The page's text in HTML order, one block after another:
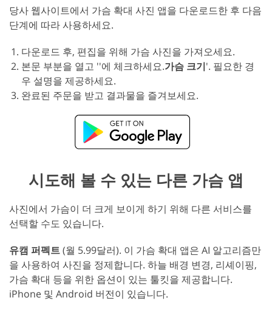
당사 웹사이트에서 가슴 확대 사진 앱을 다운로드한 후 다음
단계에 따라 사용하세요.
다운로드 후, 편집을 위해 가슴 사진을 가져오세요.
본문 부분을 열고 ''에 체크하세요.가슴 크기'. 필요한 경
우 설명을 제공하세요.
완료된 주문을 받고 결과물을 즐겨보세요.
시도해 볼 수 있는 다른 가슴 앱
사진에서 가슴이 더 크게 보이게 하기 위해 다른 서비스를
선택할 수도 있습니다.
유캠 퍼펙트(월 5.99달러). 이 가슴 확대 앱은 AI 알고리즘만
을 사용하여 사진을 정제합니다. 하늘 배경 변경, 리셰이핑,
가슴 확대 등을 위한 옵션이 있는 툴킷을 제공합니다.
iPhone 및 Android 버전이 있습니다.